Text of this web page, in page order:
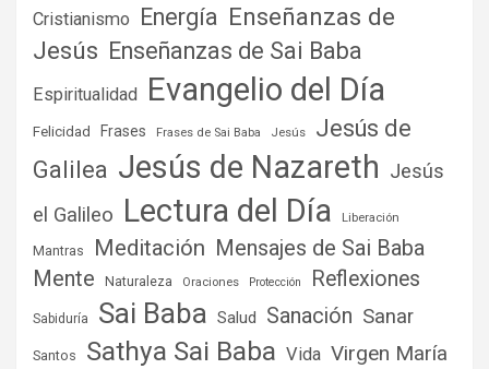
Cristianismo Energía Enseñanzas de
Jesús Enseñanzas de Sai Baba
Espiritualidad Evangelio del Día
Felicidad Frases Frases de Sai Baba Jesús
Jesús de
Galilea Jesús de Nazareth Jesús
el Galileo Lectura del Día Liberación
Mantras Meditación Mensajes de Sai Baba
Mente
Naturaleza Oraciones Protección Reflexiones
Sabiduría Sai Baba Salud Sanación Sanar
Santos Sathya Sai Baba Vida Virgen María